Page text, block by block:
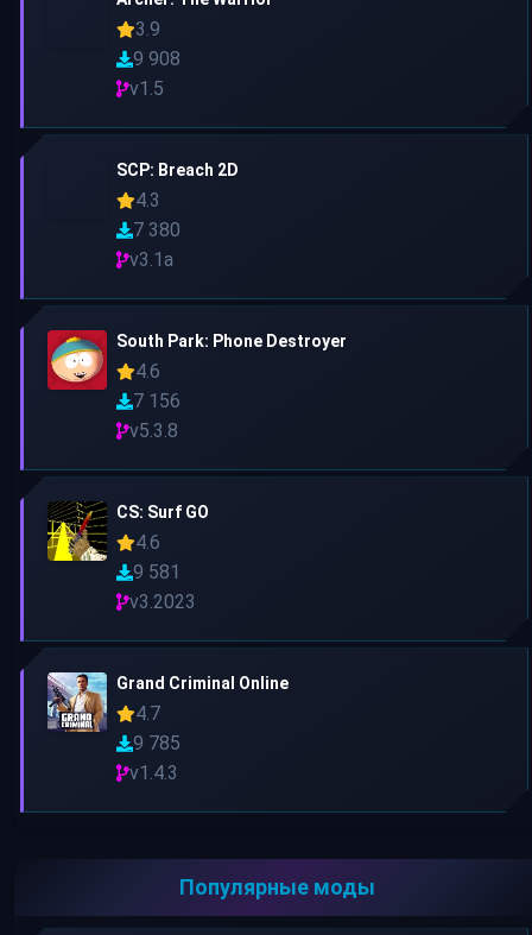
3.9
9 908
v1.5
SCP: Breach 2D
4.3
7 380
v3.1a
South Park: Phone Destroyer
4.6
7 156
v5.3.8
CS: Surf GO
4.6
9 581
v3.2023
Grand Criminal Online
4.7
9 785
v1.4.3
Популярные моды